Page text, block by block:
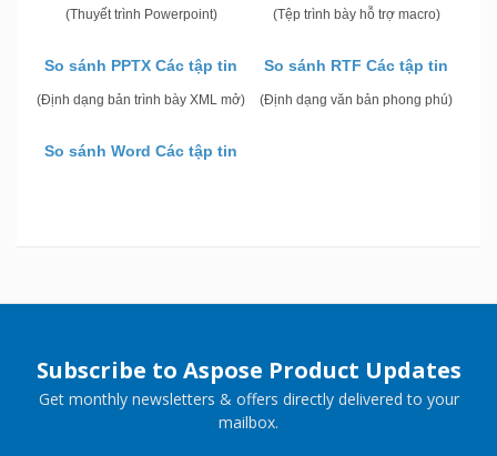
(Thuyết trình Powerpoint) (Tệp trình bày hỗ trợ macro)
So sánh PPTX Các tập tin
(Định dạng bản trình bày XML mở)
So sánh RTF Các tập tin
(Định dạng văn bản phong phú)
So sánh Word Các tập tin
Subscribe to Aspose Product Updates
Get monthly newsletters & offers directly delivered to your
mailbox.